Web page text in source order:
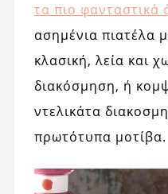
τα πιο φανταστικά
ασημένια πιατέλα
κλασική, λεία και
διακόσμηση, ή
ντελικάτα
πρωτότυπα μοτίβα.